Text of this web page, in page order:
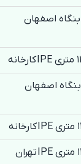
تیرآهن ذوب آهن 24 بنگاه اصفهان
تیرآهن ذوب آهن 27 بنگاه اصفهان